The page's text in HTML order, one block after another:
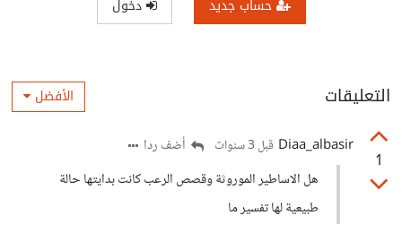
حساب جديد دخول
التعليقات الأفضل
1
Diaa_albasir قبل 3 سنوات
أضف ردا
هل الاساطير الموروثة وقصص الرعب كانت بدايتها حالة
طبيعية لها تفسير ما